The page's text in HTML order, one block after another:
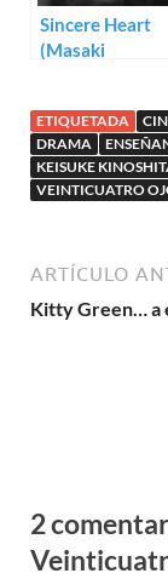
Sincere Heart
(Masaki
ETIQUETADA
DRAMA
KEISUKE
VEINTICUATRO
ARTÍCULO
Kitty Green… a
2